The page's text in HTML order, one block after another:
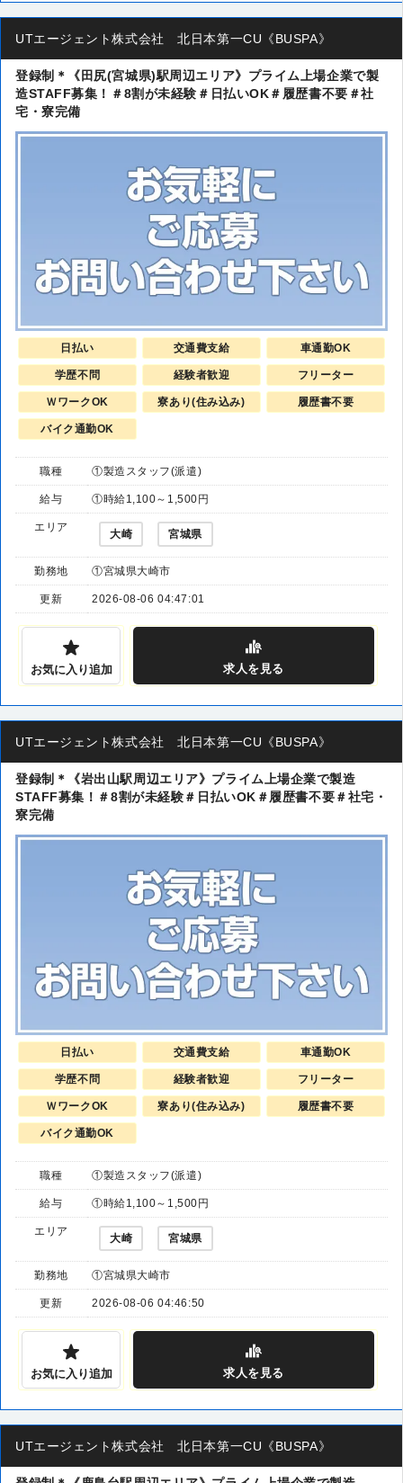
UTエージェント株式会社 北日本第一CU《BUSPA》
登録制＊《田尻(宮城県)駅周辺エリア》プライム上場企業で製
造STAFF募集！＃8割が未経験＃日払いOK＃履歴書不要＃社
宅・寮完備
日払い 交通費支給 車通勤OK
学歴不問 経験者歓迎 フリーター
ＷワークOK 寮あり(住み込み) 履歴書不要
バイク通勤OK
職種 ①製造スタッフ(派遣)
給与 ①時給1,100～1,500円
エリア
大崎 宮城県
勤務地 ①宮城県大崎市
更新 2026-08-06 04:47:01
お気に入り追加 求人を見る
UTエージェント株式会社 北日本第一CU《BUSPA》
登録制＊《岩出山駅周辺エリア》プライム上場企業で製造
STAFF募集！＃8割が未経験＃日払いOK＃履歴書不要＃社宅・
寮完備
日払い 交通費支給 車通勤OK
学歴不問 経験者歓迎 フリーター
ＷワークOK 寮あり(住み込み) 履歴書不要
バイク通勤OK
職種 ①製造スタッフ(派遣)
給与 ①時給1,100～1,500円
エリア
大崎 宮城県
勤務地 ①宮城県大崎市
更新 2026-08-06 04:46:50
お気に入り追加 求人を見る
UTエージェント株式会社 北日本第一CU《BUSPA》